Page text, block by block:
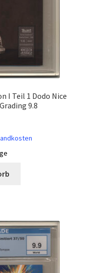
I Teil 1 Dodo Nice
9.8